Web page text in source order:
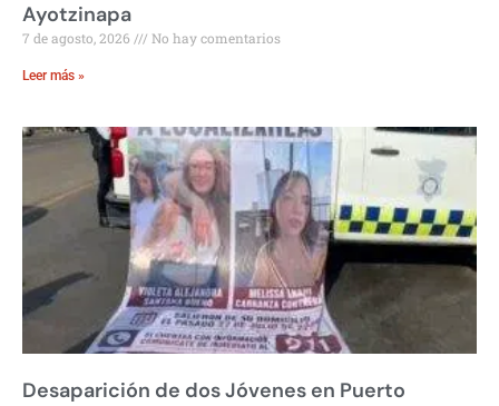
Ayotzinapa
7 de agosto, 2026 No hay comentarios
Leer más »
Desaparición de dos Jóvenes en Puerto